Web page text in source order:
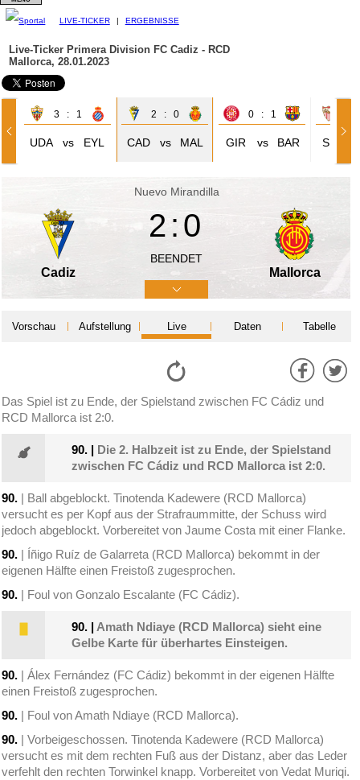
LIVE-TICKER | ERGEBNISSE
Live-Ticker Primera Division FC Cadiz - RCD
Mallorca, 28.01.2023
3 : 1
UDA vs EYL
2 : 0
CAD vs MAL
0 : 1
GIR vs BAR SEV
Nuevo Mirandilla
Cadiz
2:0
BEENDET
Mallorca
Vorschau Aufstellung Live Daten Tabelle
Das Spiel ist zu Ende, der Spielstand zwischen FC Cádiz und
RCD Mallorca ist 2:0.
90. | Die 2. Halbzeit ist zu Ende, der Spielstand
zwischen FC Cádiz und RCD Mallorca ist 2:0.
90. | Ball abgeblockt. Tinotenda Kadewere (RCD Mallorca)
versucht es per Kopf aus der Strafraummitte, der Schuss wird
jedoch abgeblockt. Vorbereitet von Jaume Costa mit einer Flanke.
90. | Íñigo Ruíz de Galarreta (RCD Mallorca) bekommt in der
eigenen Hälfte einen Freistoß zugesprochen.
90. | Foul von Gonzalo Escalante (FC Cádiz).
90. | Amath Ndiaye (RCD Mallorca) sieht eine
Gelbe Karte für überhartes Einsteigen.
90. | Álex Fernández (FC Cádiz) bekommt in der eigenen Hälfte
einen Freistoß zugesprochen.
90. | Foul von Amath Ndiaye (RCD Mallorca).
90. | Vorbeigeschossen. Tinotenda Kadewere (RCD Mallorca)
versucht es mit dem rechten Fuß aus der Distanz, aber das Leder
verfehlt den rechten Torwinkel knapp. Vorbereitet von Vedat Muriqi.